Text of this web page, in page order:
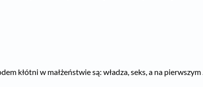
kłótni w małżeństwie są: władza, seks, a na pierwszym ...